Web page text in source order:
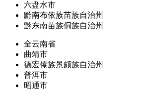
六盘水市
黔南布依族苗族自治州
黔东南苗族侗族自治州
全云南省
曲靖市
德宏傣族景颇族自治州
普洱市
昭通市